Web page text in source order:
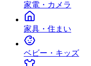
家電・カメラ
家具・住まい
ベビー・キッズ